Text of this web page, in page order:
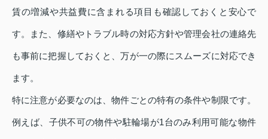
賃の増減や共益費に含まれる項目も確認しておくと安心で
す。また、修繕やトラブル時の対応方針や管理会社の連絡先
も事前に把握しておくと、万が一の際にスムーズに対応でき
ます。
特に注意が必要なのは、物件ごとの特有の条件や制限です。
例えば、子供不可の物件や駐輪場が1台のみ利用可能な物件